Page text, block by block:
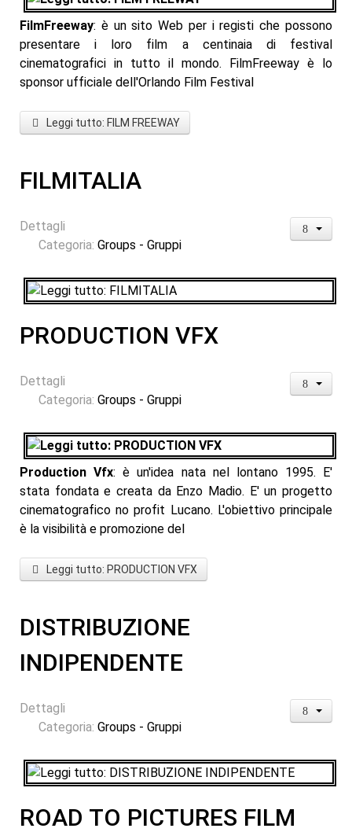
FilmFreeway: è un sito Web per i registi che possono
presentare i loro film a centinaia di festival
cinematografici in tutto il mondo. FilmFreeway è lo
sponsor ufficiale dell'Orlando Film Festival
Leggi tutto: FILM FREEWAY
FILMITALIA
Dettagli
Categoria: Groups - Gruppi
PRODUCTION VFX
Dettagli
Categoria: Groups - Gruppi
Production Vfx: è un'idea nata nel lontano 1995. E'
stata fondata e creata da Enzo Madio. E' un progetto
cinematografico no profit Lucano. L'obiettivo principale
è la visibilità e promozione del
Leggi tutto: PRODUCTION VFX
DISTRIBUZIONE
INDIPENDENTE
Dettagli
Categoria: Groups - Gruppi
ROAD TO PICTURES FILM